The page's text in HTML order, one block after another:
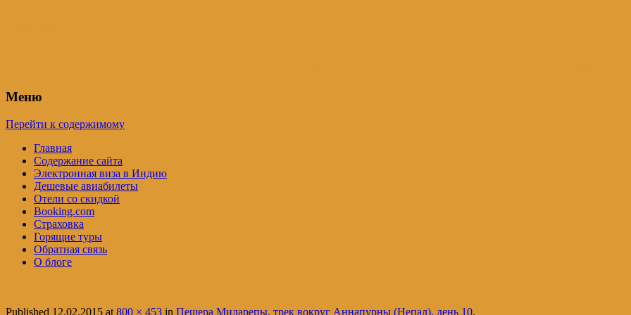
Меню
Перейти к содержимому
Главная
Содержание сайта
Электронная виза в Индию
Дешевые авиабилеты
Отели со скидкой
Booking.com
Страховка
Горящие туры
Обратная связь
О блоге
Published 12.02.2015 at800 × 453 in Пещера Миларепы, трек вокруг Аннапурны (Непал), день 10.